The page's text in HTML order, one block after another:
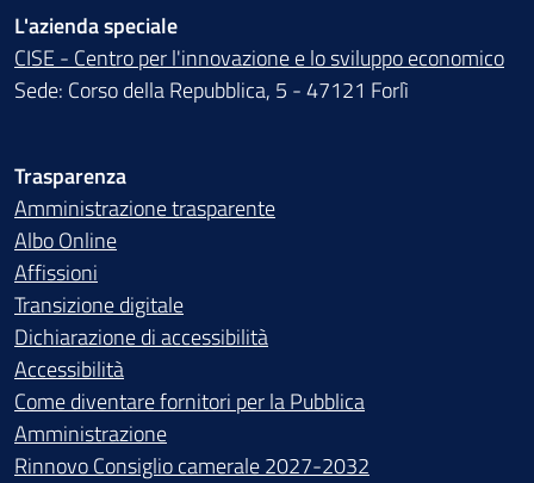
L'azienda speciale
CISE - Centro per l'innovazione e lo sviluppo economico
Sede: Corso della Repubblica, 5 - 47121 Forlì
Trasparenza
Amministrazione trasparente
Albo Online
Affissioni
Transizione digitale
Dichiarazione di accessibilità
Accessibilità
Come diventare fornitori per la Pubblica
Amministrazione
Rinnovo Consiglio camerale 2027-2032